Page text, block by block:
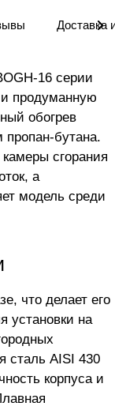
Доставка
16 серии
и продуманную
обогрев
бутана.
камеры сгорания
а
модель среди
что делает его
установки на
сталь AISI 430
корпуса и